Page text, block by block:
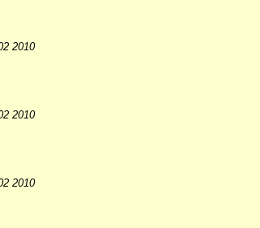
2010
2010
2010